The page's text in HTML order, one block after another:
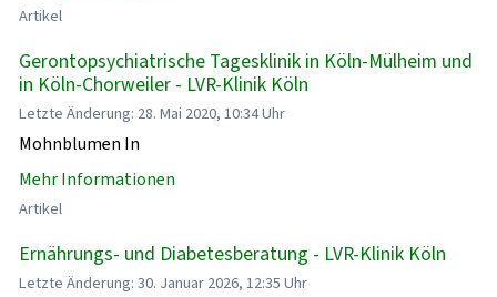
Artikel
Gerontopsychiatrische Tagesklinik in Köln-Mülheim und
in Köln-Chorweiler - LVR-Klinik Köln
Letzte Änderung: 28. Mai 2020, 10:34 Uhr
Mohnblumen In
Mehr Informationen
Artikel
Ernährungs- und Diabetesberatung - LVR-Klinik Köln
Letzte Änderung: 30. Januar 2026, 12:35 Uhr